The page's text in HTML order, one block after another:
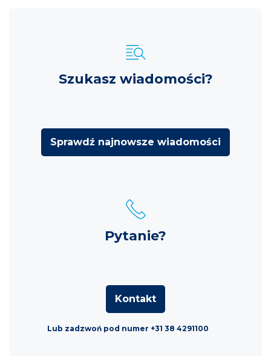
Szukasz wiadomości?
Sprawdź najnowsze wiadomości
Pytanie?
Kontakt
Lub zadzwoń pod numer +31 38 4291100